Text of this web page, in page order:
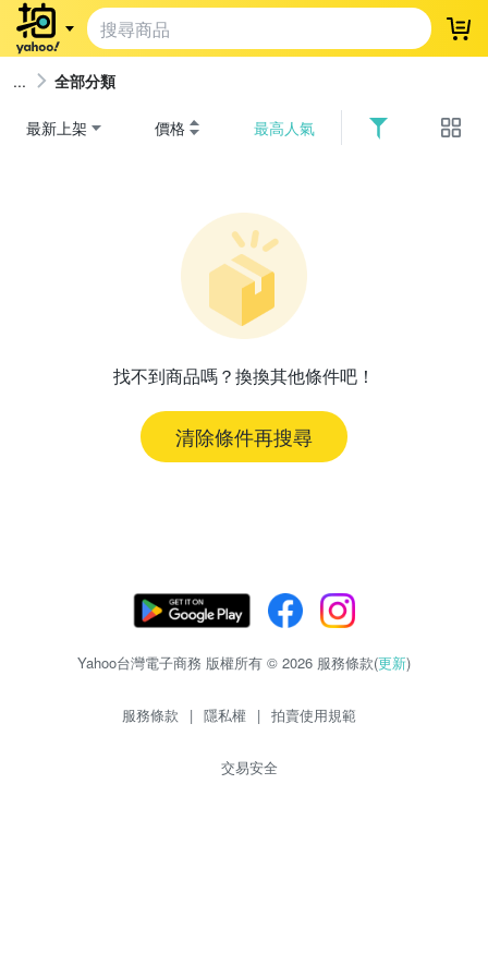
登
全部分類
最新上架 價格 最高人氣
找不到商品嗎？換換其他條件吧！
清除條件再搜尋
Yahoo台灣電子商務 版權所有 © 2026 服務條款(更新)
服務條款 | 隱私權 | 拍賣使用規範
交易安全